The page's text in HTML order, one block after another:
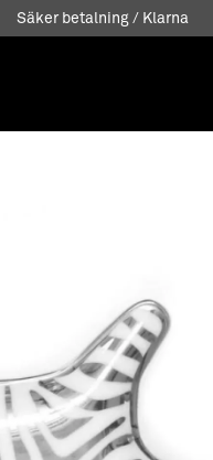
Säker betalning / Klarna